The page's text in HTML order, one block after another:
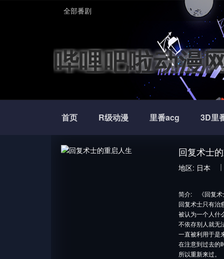
全部番剧
哔哩吧啦动漫
首页 R级动漫 里番acg 3D里
回复术士
地区: 日本
简介:
《回复
回复术士只有治
被认为一个人什
不依存别人就无
一直被利用于是
在注意到过去的
所以重新来过。